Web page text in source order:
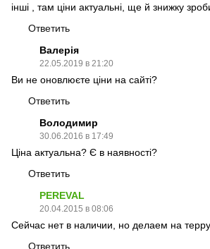
інші , там ціни актуальні, ще й знижку
Ответить
Валерія
22.05.2019 в 21:20
Ви не оновлюєте ціни на сайті?
Ответить
Володимир
30.06.2016 в 17:49
Ціна актуальна? Є в наявності?
Ответить
PEREVAL
20.04.2015 в 08:06
Сейчас нет в наличии, но делаем на
Ответить